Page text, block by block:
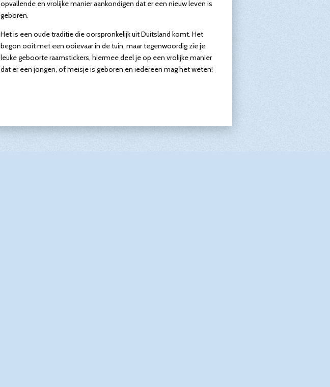
opvallende en vrolijke manier aankondigen dat er een nieuw leven is
geboren.
Het is een oude traditie die oorspronkelijk uit Duitsland komt. Het
begon ooit met een ooievaar in de tuin, maar tegenwoordig zie je
leuke geboorte raamstickers, hiermee deel je op een vrolijke manier
dat er een jongen, of meisje is geboren en iedereen mag het weten!